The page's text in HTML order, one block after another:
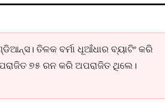
ତିଳକ ବର୍ମା ଧୂଆଁଧାର ବ୍ୟାଟିଂ କରି
୭୫ ରନ କରି ଅପରାଜିତ ଥିଲେ।